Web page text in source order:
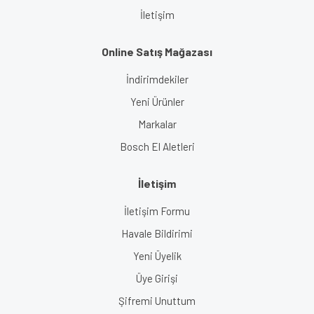
İletişim
Online Satış Mağazası
İndirimdekiler
Yeni Ürünler
Markalar
Bosch El Aletleri
İletişim
İletişim Formu
Havale Bildirimi
Yeni Üyelik
Üye Girişi
Şifremi Unuttum